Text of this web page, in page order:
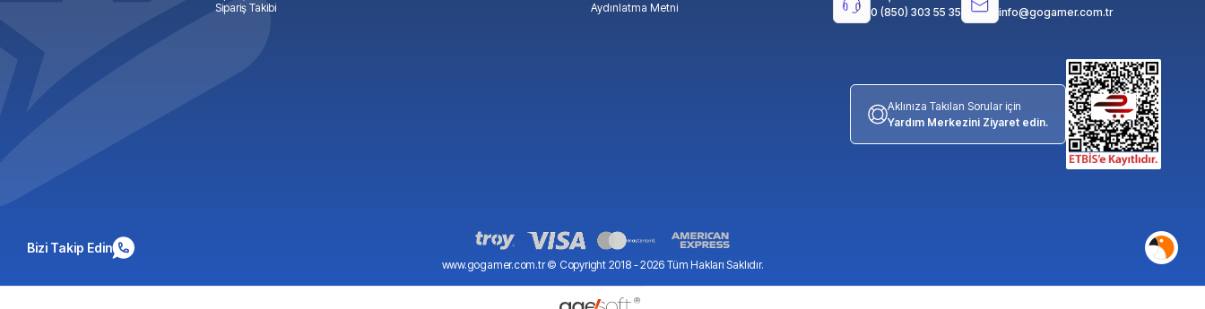
Sipariş Takibi
Aydınlatma Metni
0 (850) 303 55 35
info@gogamer.com.tr
Aklınıza Takılan Sorular için
Yardım Merkezini Ziyaret edin.
Bizi Takip Edin
www.gogamer.com.tr © Copyright 2018 -2026 Tüm Hakları Saklıdır.